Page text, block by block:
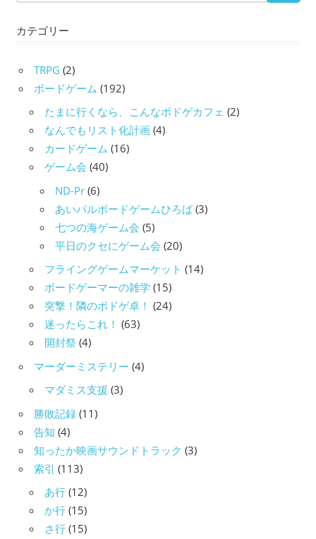
カテゴリー
TRPG (2)
ボードゲーム (192)
たまに行くなら、こんなボドゲカフェ (2)
なんでもリスト化計画 (4)
カードゲーム (16)
ゲーム会 (40)
ND-Pr (6)
あいパルボードゲームひろば(3)
七つの海ゲーム会 (5)
平日のクセにゲーム会 (20)
フライングゲームマーケット (14)
ボードゲーマーの雑学 (15)
突撃！隣のボドゲ卓！ (24)
迷ったらこれ！ (63)
開封祭 (4)
マーダーミステリー (4)
マダミス支援 (3)
勝敗記録 (11)
告知 (4)
知ったか映画サウンドトラック (3)
索引 (113)
あ行 (12)
か行 (15)
さ行 (15)